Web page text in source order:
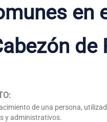
en
de
:
de una persona,
y administrativos.